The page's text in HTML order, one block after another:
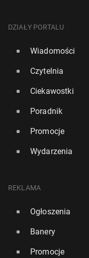
DZIAŁY PORTALU
Wiadomości
Czytelnia
Ciekawostki
Poradnik
Promocje
Wydarzenia
REKLAMA
Ogłoszenia
Banery
Promocje